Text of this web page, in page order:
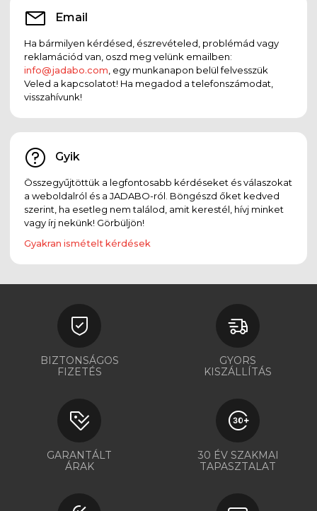
Email
Ha bármilyen kérdésed, észrevételed, problémád vagy
reklamációd van, oszd meg velünk emailben:
info@jadabo.com , egy munkanapon belül felvesszük
Veled a kapcsolatot! Ha megadod a telefonszámodat,
visszahívunk!
Gyik
Összegyűjtöttük a legfontosabb kérdéseket és válaszokat
a weboldalról és a JADABO-ról. Böngészd őket kedved
szerint, ha esetleg nem találod, amit kerestél, hívj minket
vagy írj nekünk! Görbüljön!
Gyakran ismételt kérdések
BIZTONSÁGOS
FIZETÉS
GYORS
KISZÁLLÍTÁS
GARANTÁLT
ÁRAK
30 ÉV SZAKMAI
TAPASZTALAT